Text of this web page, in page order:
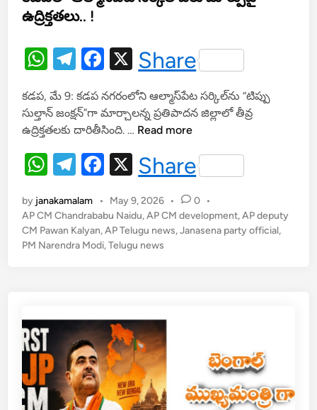
d
n
ఉద్రిక్తతలు.. !
W
at
s
A
p
p
T
e
gr
a
m
F
c
e
b
o
o
k
X
Share
కడప, మే 9: కడప నగరంలోని ఆల్మాస్‌పేట సర్కిల్‌ను “టిప్పు
సుల్తాన్ జంక్షన్”గా మార్చాలన్న ప్రతిపాదన జిల్లాలో తీవ్ర
ఉద్రిక్తతలకు దారితీసింది. … క
ప
లో
ఆ
ల్మా
స్‌
పే
పే
రు
మా
ర్పు
పై
Read more
W
at
s
A
T
e
gr
a
F
c
e
b
k
X
Share
by janakamalam • May 9, 2026 • 0 •
AP CM Chandrababu Naidu,AP CM development,AP deputy
CM Pawan Kalyan,AP Telugu news,Janasena party official,
PM Narendra Modi,Telugu news